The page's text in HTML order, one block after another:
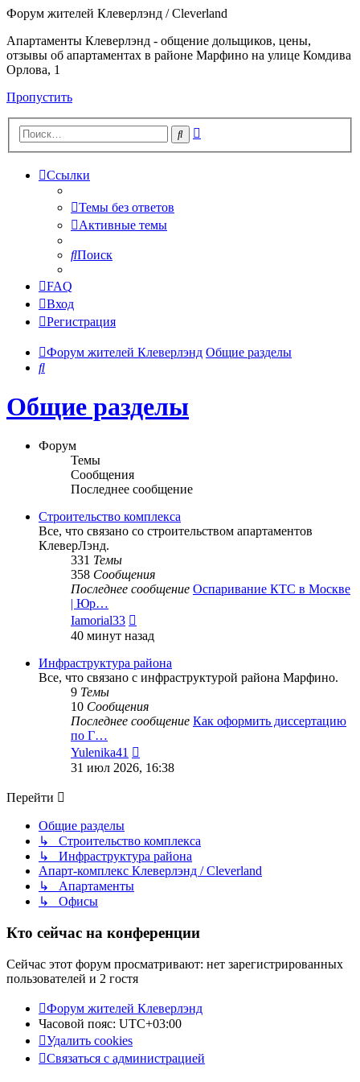
Форум жителей Клеверлэнд / Cleverland
Апартаменты Клеверлэнд - общение дольщиков, цены,
отзывы об апартаментах в районе Марфино на улице Комдива
Орлова, 1
Пропустить
Поиск
Ссылки
Темы без ответов
Активные темы
Поиск
FAQ
Вход
Регистрация
Форум жителей Клеверлэнд Общие разделы
Поиск
Общие разделы
Форум
Темы
Сообщения
Последнее сообщение
Строительство комплекса
Все, что связано со строительством апартаментов
КлеверЛэнд.
331 Темы
358 Сообщения
Последнее сообщение Оспаривание КТС в Москве
| Юр…
Iamorial33
к
последнему
сообщению
40 минут назад
Инфраструктура района
Все, что связано с инфраструктурой района Марфино.
9 Темы
10 Сообщения
Последнее сообщение Как оформить диссертацию
по Г…
Yulenika41
31 июл 2026, 16:38
Перейти
Общие разделы
↳ Строительство комплекса
↳ Инфраструктура района
Апарт-комплекс Клеверлэнд / Cleverland
↳ Апартаменты
↳ Офисы
Кто сейчас на конференции
Сейчас этот форум просматривают: нет зарегистрированных
пользователей и 2 гостя
Форум жителей Клеверлэнд
Часовой пояс: UTC+03:00
Удалить cookies
Связаться с администрацией